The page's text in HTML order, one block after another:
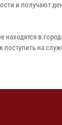
и получают
в
на